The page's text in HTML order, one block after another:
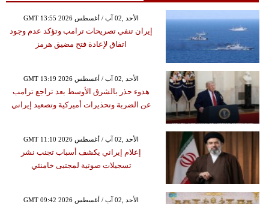
GMT 13:55 2026 الأحد ,02 آب / أغسطس
إيران تنفي تصريحات ترامب وتؤكد عدم وجود
اتفاق لإعادة فتح مضيق هرمز
GMT 13:19 2026 الأحد ,02 آب / أغسطس
هدوء حذر بالشرق الأوسط بعد تراجع ترامب
عن الضربة وتحذيرات أميركية وتصعيد إيراني
GMT 11:10 2026 الأحد ,02 آب / أغسطس
إعلام إيراني يكشف أسباب تجنب نشر
تسجيلات صوتية لمجتبى خامنئي
GMT 09:42 2026 الأحد ,02 آب / أغسطس